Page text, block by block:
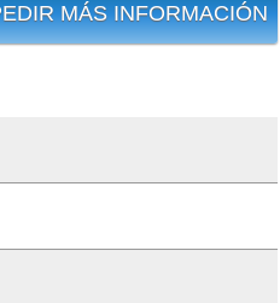
MÁS INFORMACIÓN